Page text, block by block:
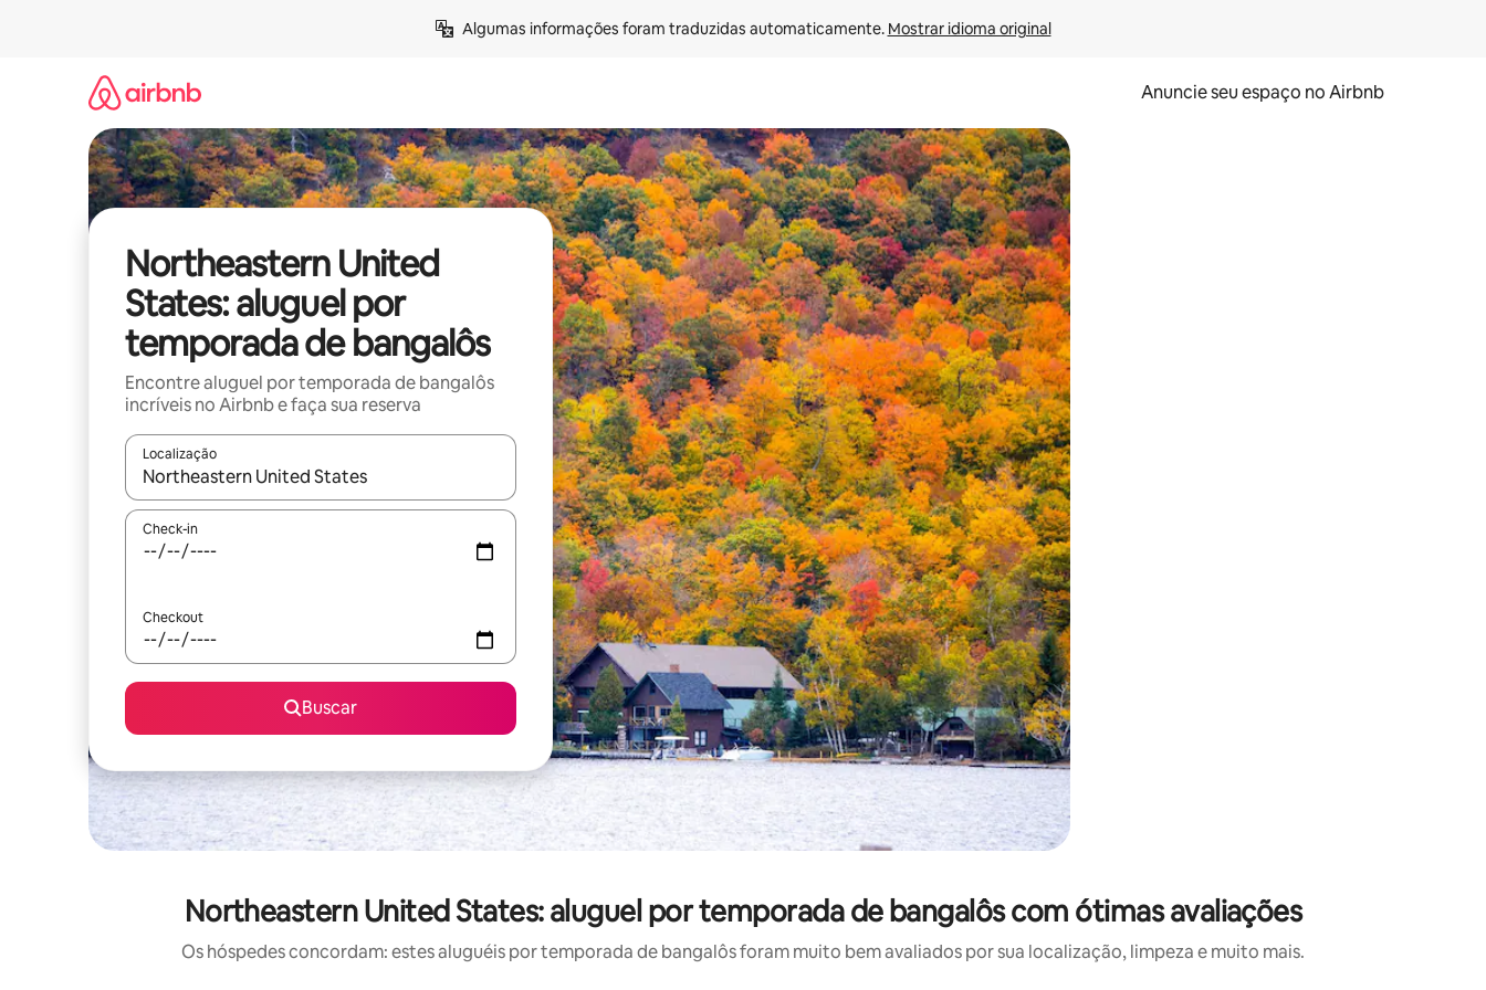
Algumas informações foram traduzidas automaticamente. Mostrar idioma original
Anuncie seu espaço no Airbnb
Northeastern United
States: aluguel por
temporada de bangalôs
Encontre aluguel por temporada de bangalôs
incríveis no Airbnb e faça sua reserva
Localização
Quando os resultados estiverem disponíveis, explore-os usando as seta para cima e para baixo do teclado ou tocando e deslizando o dedo na tela.
Check-in
Checkout
Buscar
Northeastern United States: aluguel por temporada de bangalôs com ótimas avaliações
Os hóspedes concordam: estes aluguéis por temporada de bangalôs foram muito bem avaliados por sua localização, limpeza e muito mais.